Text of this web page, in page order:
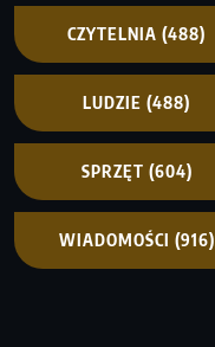
CZYTELNIA (488)
LUDZIE (488)
SPRZĘT (604)
WIADOMOŚCI (916)